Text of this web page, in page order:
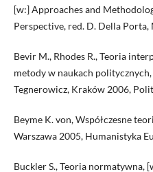
[w:] Approaches and
Perspective, red. D. Della
Bevir M., Rhodes R., Teoria
metody w naukach politycznych,
Tegnerowicz, Kraków 2006,
Beyme K. von, Współczesne
Warszawa 2005, Humanistyka
Buckler S., Teoria normatywna,